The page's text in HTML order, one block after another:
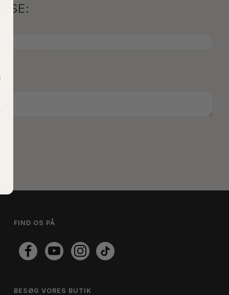
FIND OS PÅ
BESØG VORES BUTIK